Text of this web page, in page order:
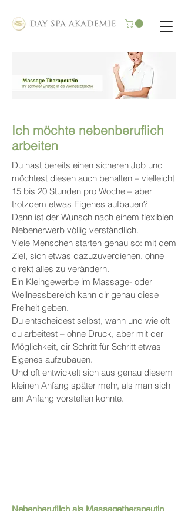
Ich möchte nebenberuflich
arbeiten
Du hast bereits einen sicheren Job und
möchtest diesen auch behalten – vielleicht
15 bis 20 Stunden pro Woche – aber
trotzdem etwas Eigenes aufbauen?
Dann ist der Wunsch nach einem flexiblen
Nebenerwerb völlig verständlich.
Viele Menschen starten genau so: mit dem
Ziel, sich etwas dazuzuverdienen, ohne
direkt alles zu verändern.
Ein Kleingewerbe im Massage- oder
Wellnessbereich kann dir genau diese
Freiheit geben.
Du entscheidest selbst, wann und wie oft
du arbeitest – ohne Druck, aber mit der
Möglichkeit, dir Schritt für Schritt etwas
Eigenes aufzubauen.
Und oft entwickelt sich aus genau diesem
kleinen Anfang später mehr, als man sich
am Anfang vorstellen konnte.
Nebenberuflich als Massagetherapeutin